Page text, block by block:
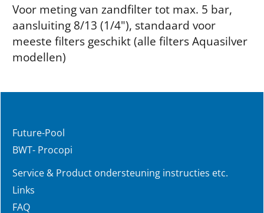
Voor meting van zandfilter tot max. 5 bar,
aansluiting 8/13 (1/4"), standaard voor
meeste filters geschikt (alle filters Aquasilver
modellen)
Future-Pool
BWT- Procopi
Service & Product ondersteuning instructies etc.
Links
FAQ